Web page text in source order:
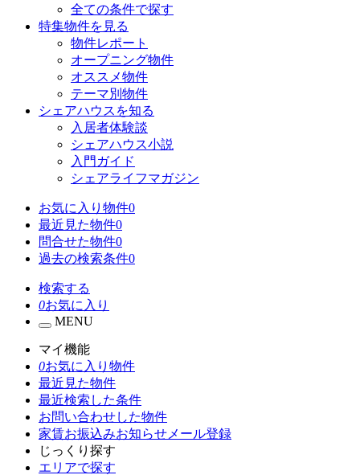
全ての条件で探す
特集物件を見る
物件レポート
オープニング物件
オススメ物件
テーマ別物件
シェアハウスを知る
入居者体験談
シェアハウス小説
入門ガイド
シェアライフマガジン
お気に入り物件0
最近見た物件0
問合せた物件0
過去の検索条件0
検索する
0お気に入り
MENU
マイ機能
0お気に入り物件
最近見た物件
最近検索した条件
お問い合わせした物件
家賃お振込みお知らせメール登録
じっくり探す
エリアで探す